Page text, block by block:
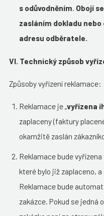
s odůvodněním. Obojí
zasláním dokladu
adresu odběratele.
VI. Technický způsob
Způsoby vyřízení reklamace:
Reklamace je „vyřízena
zaplaceny (faktury
okamžitě zaslán
Reklamace bude vyřízena
které bylo již zaplaceno,
Reklamace bude
zakázce. Pokud se jedná